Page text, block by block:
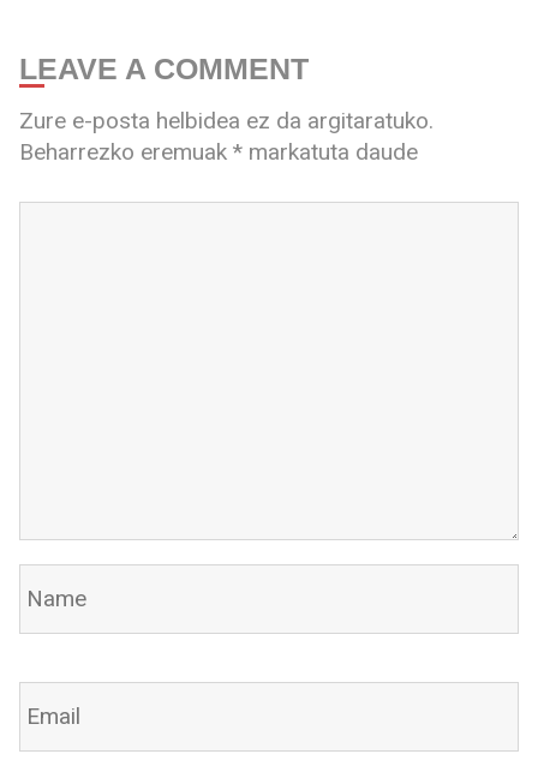
LEAVE A COMMENT
Zure e-posta helbidea ez da argitaratuko.
Beharrezko eremuak *markatuta daude